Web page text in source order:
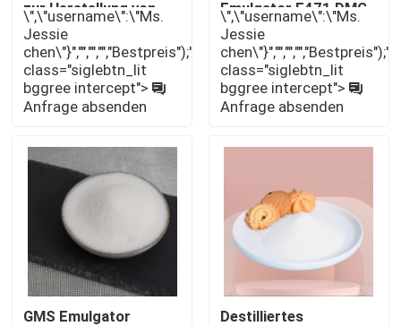
Kontaktiere uns
Nachrichten
Fordern Sie ein Zitat
Emulsionsmittel der Nahrunge471
Nahrungsmittelgrademulsionsmittel
zur Herstellung von
Kuchengel
\",\"username\":\"Ms.
Jessie
chen\"}","","","","Bestpreis");'
class="siglebtn_lit
bggree intercept">
Anfrage absenden
Emulgator E471 DMG
GMS für die DATEM-
Produktion
\",\"username\":\"Ms.
Jessie
chen\"}","","","","Bestpreis");'
class="siglebtn_lit
bggree intercept">
Anfrage absenden
GMS Emulgator
Destilliertes